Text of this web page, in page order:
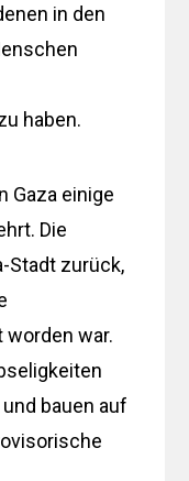
in den
haben.
Gaza einige
Die
Stadt zurück,
war.
bauen auf